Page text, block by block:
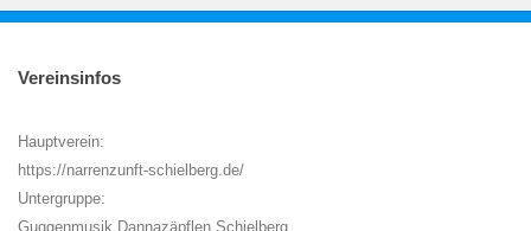
Vereinsinfos
Hauptverein:
https://narrenzunft-schielberg.de/
Untergruppe:
Guggenmusik Dannazäpflen Schielberg